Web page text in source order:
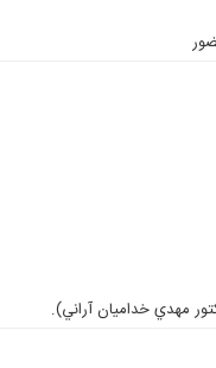
مهدي خداميان آراني).